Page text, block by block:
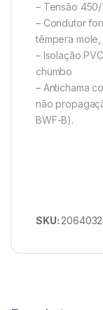
– Tensão
– Condutor
têmpera
– Isolação
chumbo
– Antichama
não
BWF-B).
SKU: